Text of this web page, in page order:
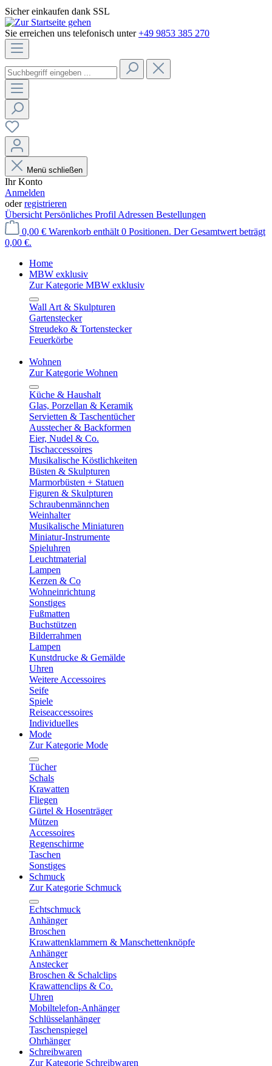
Sicher einkaufen dank SSL
Sie erreichen uns telefonisch unter +49 9853 385 270
Menü schließen
Ihr Konto
Anmelden
oderregistrieren
Übersicht Persönliches Profil Adressen Bestellungen
0,00 € Warenkorb enthält 0 Positionen. Der Gesamtwert beträgt
0,00 €.
Home
MBW exklusiv
Zur Kategorie MBW exklusiv
Wall Art & Skulpturen
Gartenstecker
Streudeko & Tortenstecker
Feuerkörbe
Wohnen
Zur Kategorie Wohnen
Küche & Haushalt
Glas, Porzellan & Keramik
Servietten & Taschentücher
Ausstecher & Backformen
Eier, Nudel & Co.
Tischaccessoires
Musikalische Köstlichkeiten
Büsten & Skulpturen
Marmorbüsten + Statuen
Figuren & Skulpturen
Schraubenmännchen
Weinhalter
Musikalische Miniaturen
Miniatur-Instrumente
Spieluhren
Leuchtmaterial
Lampen
Kerzen & Co
Wohneinrichtung
Sonstiges
Fußmatten
Buchstützen
Bilderrahmen
Lampen
Kunstdrucke & Gemälde
Uhren
Weitere Accessoires
Seife
Spiele
Reiseaccessoires
Individuelles
Mode
Zur Kategorie Mode
Tücher
Schals
Krawatten
Fliegen
Gürtel & Hosenträger
Mützen
Accessoires
Regenschirme
Taschen
Sonstiges
Schmuck
Zur Kategorie Schmuck
Echtschmuck
Anhänger
Broschen
Krawattenklammern & Manschettenknöpfe
Anhänger
Anstecker
Broschen & Schalclips
Krawattenclips & Co.
Uhren
Mobiltelefon-Anhänger
Schlüsselanhänger
Taschenspiegel
Ohrhänger
Schreibwaren
Zur Kategorie Schreibwaren